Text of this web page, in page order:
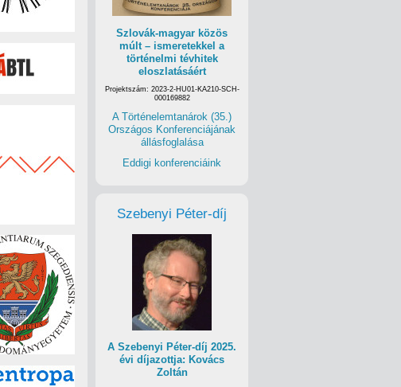
Szlovák-magyar közös
múlt – ismeretekkel a
történelmi tévhitek
eloszlatásáért
Projektszám: 2023-2-HU01-KA210-SCH-
000169882
A Történelemtanárok (35.)
Országos Konferenciájának
állásfoglalása
Eddigi konferenciáink
Szebenyi Péter-díj
A Szebenyi Péter-díj 2025.
évi díjazottja: Kovács
Zoltán